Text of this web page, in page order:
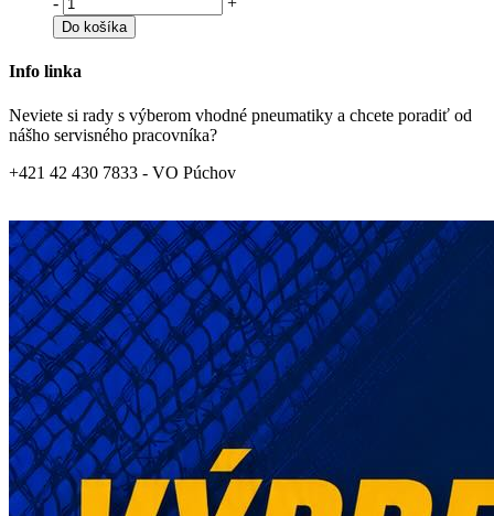
Do košíka
Info linka
Neviete si rady s výberom vhodné pneumatiky a chcete poradiť od
nášho servisného pracovníka?
+421 42 430 7833 - VO Púchov